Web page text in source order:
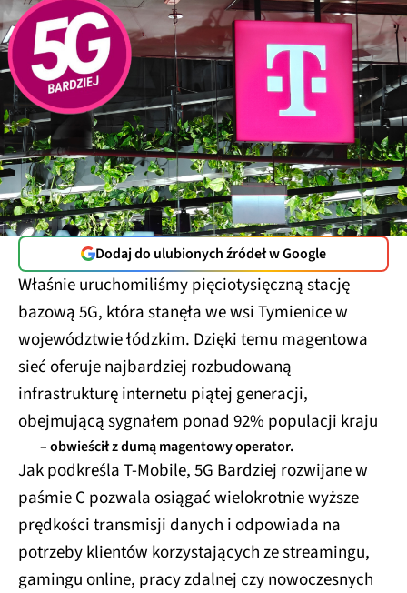
Dodaj do ulubionych źródeł w Google
Właśnie uruchomiliśmy pięciotysięczną stację
bazową 5G, która stanęła we wsi Tymienice w
województwie łódzkim. Dzięki temu magentowa
sieć oferuje najbardziej rozbudowaną
infrastrukturę internetu piątej generacji,
obejmującą sygnałem ponad 92% populacji kraju
– obwieścił z dumą magentowy operator.
Jak podkreśla T-Mobile, 5G Bardziej rozwijane w
paśmie C pozwala osiągać wielokrotnie wyższe
prędkości transmisji danych i odpowiada na
potrzeby klientów korzystających ze streamingu,
gamingu online, pracy zdalnej czy nowoczesnych